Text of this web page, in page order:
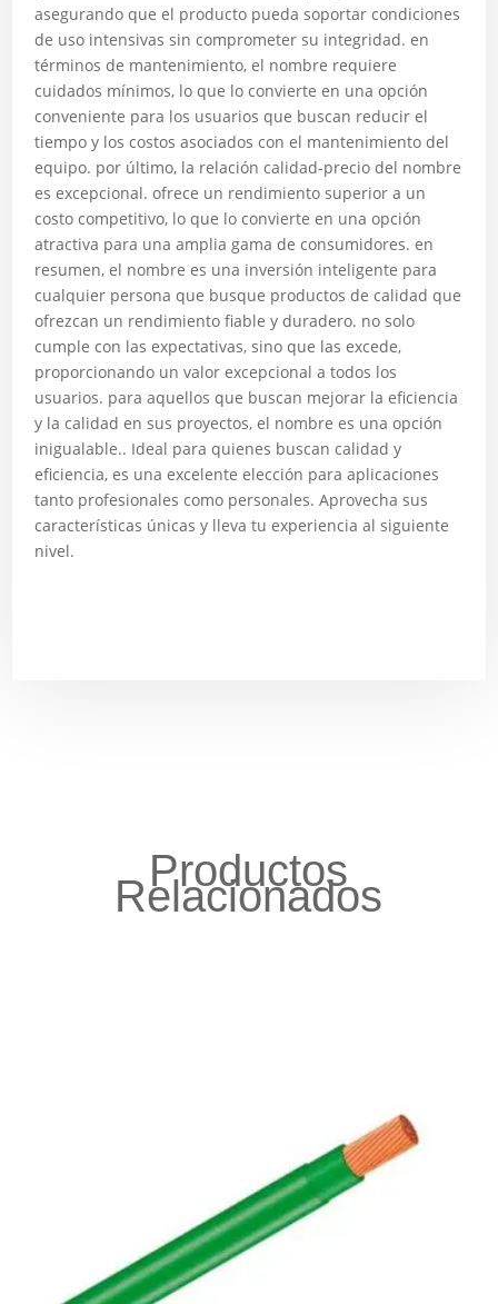
asegurando que el producto pueda soportar condiciones
de uso intensivas sin comprometer su integridad. en
términos de mantenimiento, el nombre requiere
cuidados mínimos, lo que lo convierte en una opción
conveniente para los usuarios que buscan reducir el
tiempo y los costos asociados con el mantenimiento del
equipo. por último, la relación calidad-precio del nombre
es excepcional. ofrece un rendimiento superior a un
costo competitivo, lo que lo convierte en una opción
atractiva para una amplia gama de consumidores. en
resumen, el nombre es una inversión inteligente para
cualquier persona que busque productos de calidad que
ofrezcan un rendimiento fiable y duradero. no solo
cumple con las expectativas, sino que las excede,
proporcionando un valor excepcional a todos los
usuarios. para aquellos que buscan mejorar la eficiencia
y la calidad en sus proyectos, el nombre es una opción
inigualable.. Ideal para quienes buscan calidad y
eficiencia, es una excelente elección para aplicaciones
tanto profesionales como personales. Aprovecha sus
características únicas y lleva tu experiencia al siguiente
nivel.
Productos
Relacionados